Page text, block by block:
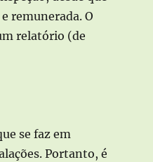
remunerada. O
relatório (de
se faz em
Portanto, é